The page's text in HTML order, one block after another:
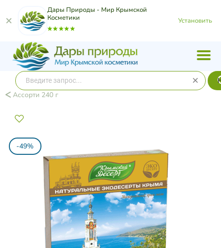
Дары Природы - Мир Крымской
Косметики
Установить
Ассорти 240 г
-49%